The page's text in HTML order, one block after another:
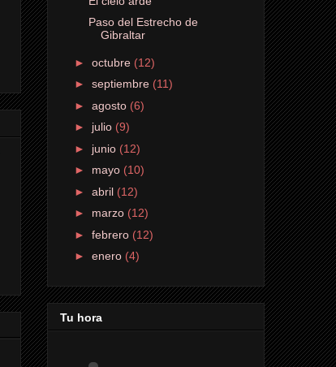
Paso del Estrecho de
Gibraltar
► octubre (12)
► septiembre (11)
► agosto (6)
► julio (9)
► junio (12)
► mayo (10)
► abril (12)
► marzo (12)
► febrero (12)
► enero (4)
Tu hora